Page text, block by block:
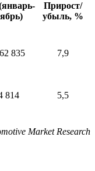
Прирост/
убыль, %
835 7,9
814 5,5
Market Research